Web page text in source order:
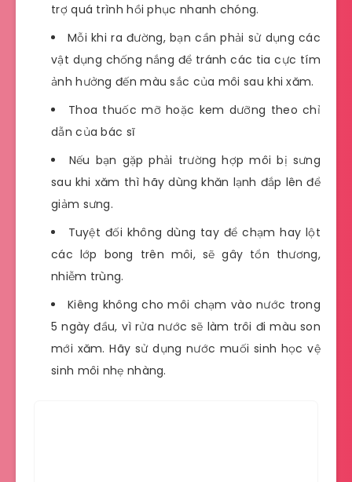
trợ quá trình hồi phục nhanh chóng.
Mỗi khi ra đường, bạn cần phải sử dụng các
vật dụng chống nắng để tránh các tia cực tím
ảnh hưởng đến màu sắc của môi sau khi xăm.
Thoa thuốc mỡ hoặc kem dưỡng theo chỉ
dẫn của bác sĩ
Nếu bạn gặp phải trường hợp môi bị sưng
sau khi xăm thì hãy dùng khăn lạnh đắp lên để
giảm sưng.
Tuyệt đối không dùng tay để chạm hay lột
các lớp bong trên môi, sẽ gây tổn thương,
nhiễm trùng.
Kiêng không cho môi chạm vào nước trong
5 ngày đầu, vì rửa nước sẽ làm trôi đi màu son
mới xăm. Hãy sử dụng nước muối sinh học vệ
sinh môi nhẹ nhàng.